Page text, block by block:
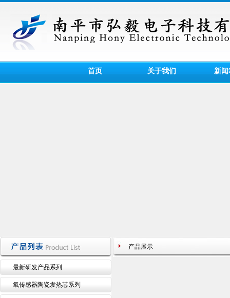
首页 关于我们 新闻
最新研发产品系列
氧传感器陶瓷发热芯系列
产品展示